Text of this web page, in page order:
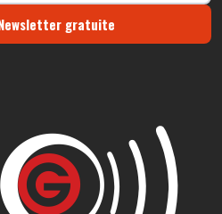
gratuite